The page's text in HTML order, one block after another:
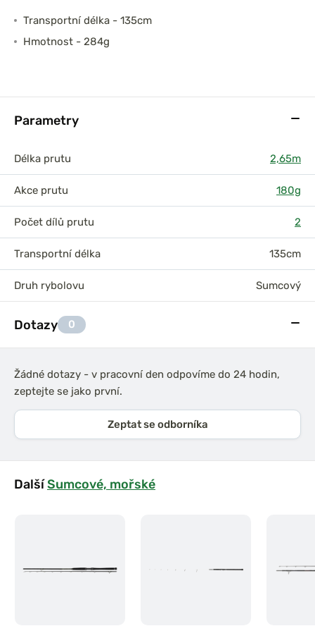
Transportní délka - 135cm
Hmotnost - 284g
Parametry
Délka prutu 2,65m
Akce prutu 180g
Počet dílů prutu 2
Transportní délka 135cm
Druh rybolovu Sumcový
Dotazy 0
Žádné dotazy - v pracovní den odpovíme do 24 hodin,
zeptejte se jako první.
Zeptat se odborníka
DalšíSumcové, mořské